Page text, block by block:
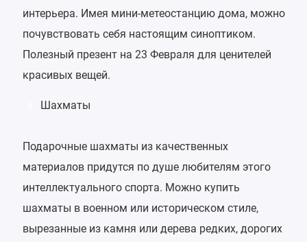
интерьера. Имея мини-метеостанцию дома, можно
почувствовать себя настоящим синоптиком.
Полезный презент на 23 Февраля для ценителей
красивых вещей.
Шахматы
Подарочные шахматы из качественных
материалов придутся по душе любителям этого
интеллектуального спорта. Можно купить
шахматы в военном или историческом стиле,
вырезанные из камня или дерева редких, дорогих